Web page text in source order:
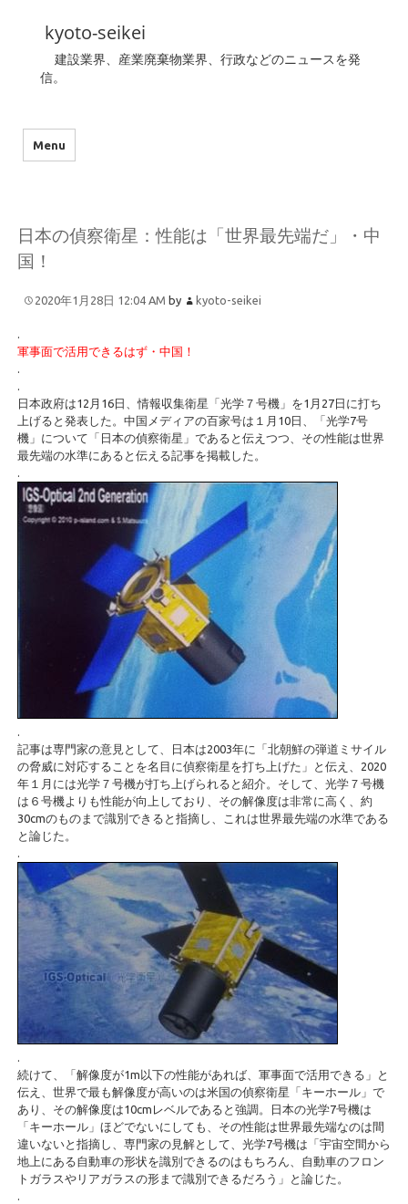
kyoto-seikei
建設業界、産業廃棄物業界、行政などのニュースを発
信。
Menu
日本の偵察衛星：性能は「世界最先端だ」・中
国！
2020年1月28日 12:04 AM by kyoto-seikei
.
軍事面で活用できるはず・中国！
.
.
日本政府は12月16日、情報収集衛星「光学７号機」を1月27日に打ち
上げると発表した。中国メディアの百家号は１月10日、「光学7号
機」について「日本の偵察衛星」であると伝えつつ、その性能は世界
最先端の水準にあると伝える記事を掲載した。
.
.
記事は専門家の意見として、日本は2003年に「北朝鮮の弾道ミサイル
の脅威に対応することを名目に偵察衛星を打ち上げた」と伝え、2020
年１月には光学７号機が打ち上げられると紹介。そして、光学７号機
は６号機よりも性能が向上しており、その解像度は非常に高く、約
30cmのものまで識別できると指摘し、これは世界最先端の水準である
と論じた。
.
.
続けて、「解像度が1m以下の性能があれば、軍事面で活用できる」と
伝え、世界で最も解像度が高いのは米国の偵察衛星「キーホール」で
あり、その解像度は10cmレベルであると強調。日本の光学7号機は
「キーホール」ほどでないにしても、その性能は世界最先端なのは間
違いないと指摘し、専門家の見解として、光学7号機は「宇宙空間から
地上にある自動車の形状を識別できるのはもちろん、自動車のフロン
トガラスやリアガラスの形まで識別できるだろう」と論じた。
.